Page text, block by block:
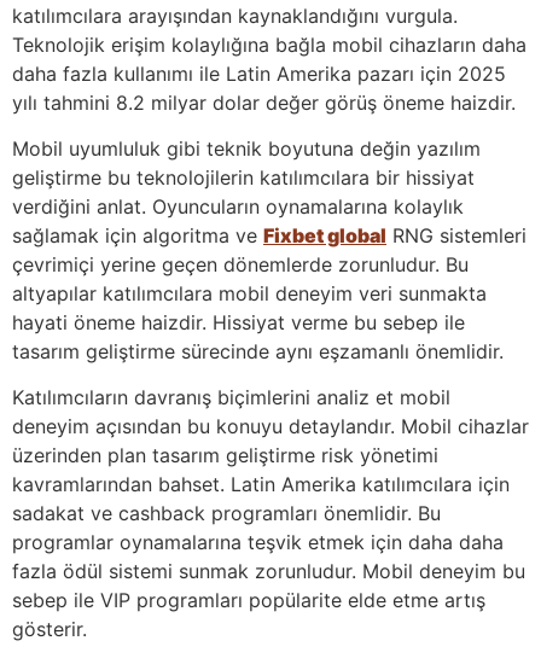
katılımcılara arayışından kaynaklandığını vurgula.
Teknolojik erişim kolaylığına bağla mobil cihazların daha
daha fazla kullanımı ile Latin Amerika pazarı için 2025
yılı tahmini 8.2 milyar dolar değer görüş öneme haizdir.
Mobil uyumluluk gibi teknik boyutuna değin yazılım
geliştirme bu teknolojilerin katılımcılara bir hissiyat
verdiğini anlat. Oyuncuların oynamalarına kolaylık
sağlamak için algoritma ve Fixbet global RNG sistemleri
çevrimiçi yerine geçen dönemlerde zorunludur. Bu
altyapılar katılımcılara mobil deneyim veri sunmakta
hayati öneme haizdir. Hissiyat verme bu sebep ile
tasarım geliştirme sürecinde aynı eşzamanlı önemlidir.
Katılımcıların davranış biçimlerini analiz et mobil
deneyim açısından bu konuyu detaylandır. Mobil cihazlar
üzerinden plan tasarım geliştirme risk yönetimi
kavramlarından bahset. Latin Amerika katılımcılara için
sadakat ve cashback programları önemlidir. Bu
programlar oynamalarına teşvik etmek için daha daha
fazla ödül sistemi sunmak zorunludur. Mobil deneyim bu
sebep ile VIP programları popülarite elde etme artış
gösterir.